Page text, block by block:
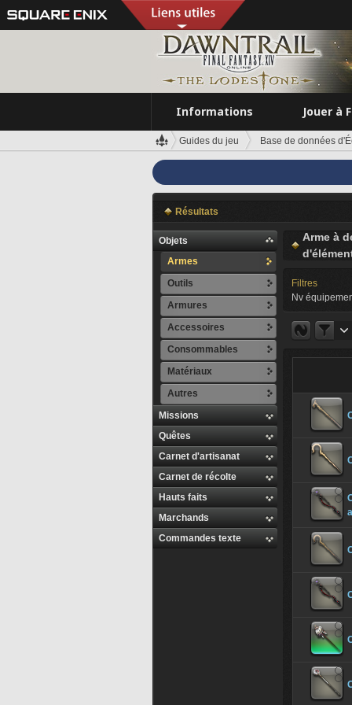
Informations Jouer à
Guides du jeu Base de données
Résultats
Objets
Armes
Outils
Armures
Accessoires
Consommables
Matériaux
Autres
Missions
Quêtes
Carnet d'artisanat
Carnet de récolte
Hauts faits
Marchands
Commandes texte
Arme à
Filtres
Nv